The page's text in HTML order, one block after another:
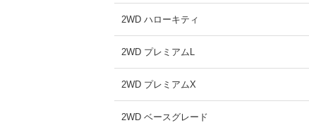
2WD ハローキティ
2WD プレミアムL
2WD プレミアムX
2WD ベースグレード